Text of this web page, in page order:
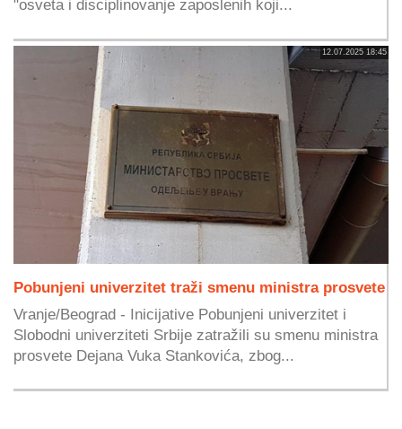
"osveta i disciplinovanje zaposlenih koji...
12.07.2025 18:45
Pobunjeni univerzitet traži smenu ministra prosvete
Vranje/Beograd - Inicijative Pobunjeni univerzitet i
Slobodni univerziteti Srbije zatražili su smenu ministra
prosvete Dejana Vuka Stankovića, zbog...